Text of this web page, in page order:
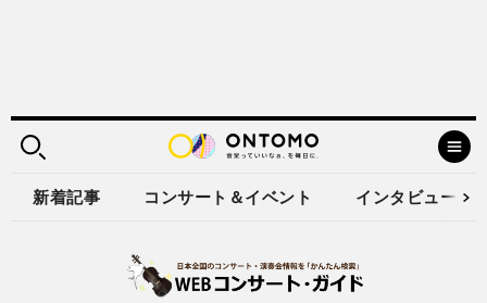
新着記事 コンサート＆イベント インタビュー